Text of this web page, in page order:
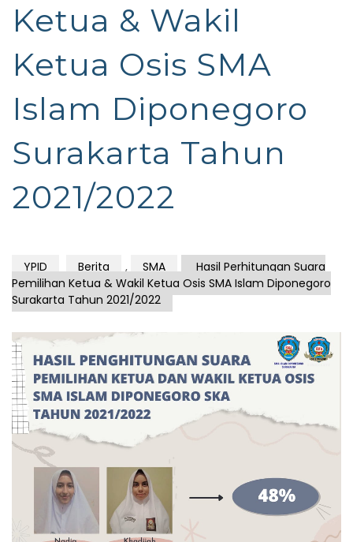
Ketua & Wakil
Ketua Osis SMA
Islam Diponegoro
Surakarta Tahun
2021/2022
YPID Berita , SMA
Hasil Perhitungan Suara
Pemilihan Ketua & Wakil Ketua Osis SMA Islam Diponegoro
Surakarta Tahun 2021/2022